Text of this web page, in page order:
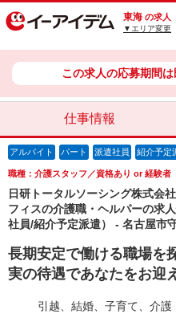
東海 の求人
▼エリア変更
この求人の応募期間は
仕事情報
アルバイト パート 派遣社員 紹介予定
職種：介護スタッフ／資格あり or 経験者
日研トータルソーシング株式会
フィスの介護職・ヘルパーの求
社員/紹介予定派遣） - 名古屋市
長期安定で働ける職場
実の待遇であなたをお迎
引越、結婚、子育て、介